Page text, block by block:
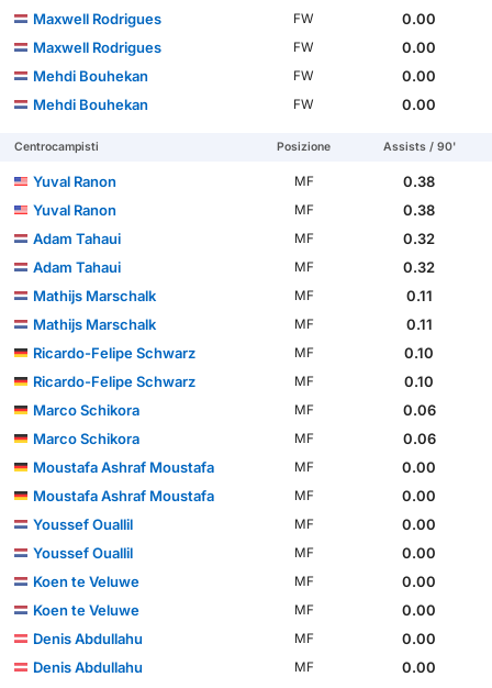
Maxwell Rodrigues
FW
0.00
Maxwell Rodrigues
FW
0.00
Mehdi Bouhekan
FW
0.00
Mehdi Bouhekan
FW 0.00
Centrocampisti Posizione Assists / 90'
Yuval Ranon MF
0.38
Yuval Ranon
MF
0.38
Adam Tahaui
MF
0.32
Adam Tahaui
MF
0.32
Mathijs Marschalk
MF
0.11
Mathijs Marschalk
MF
0.11
Ricardo-Felipe Schwarz
MF
0.10
Ricardo-Felipe Schwarz
MF
0.10
Marco Schikora
MF
0.06
Marco Schikora
MF
0.06
Moustafa Ashraf Moustafa
MF
0.00
Moustafa Ashraf Moustafa
MF
0.00
Youssef Ouallil
MF
0.00
Youssef Ouallil
MF
0.00
Koen te Veluwe
MF
0.00
Koen te Veluwe
MF
0.00
Denis Abdullahu
MF
0.00
Denis Abdullahu
MF 0.00